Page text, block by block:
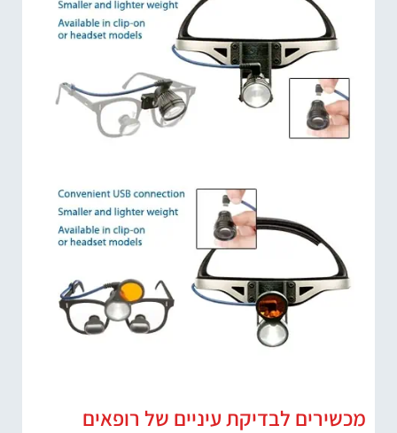
מכשירים לבדיקת עיניים של רופאים